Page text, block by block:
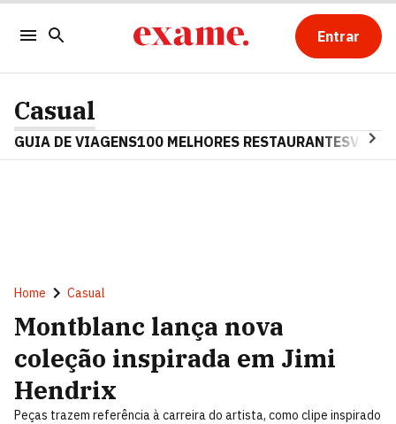
Entrar
Casual
GUIA DE VIAGENS100 MELHORES RESTAURANTES
Home Casual
Montblanc lança nova
coleção inspirada em Jimi
Hendrix
Peças trazem referência à carreira do artista, como clipe inspirado